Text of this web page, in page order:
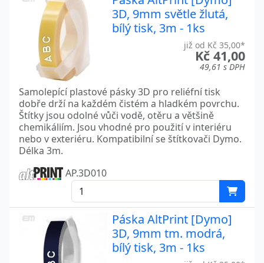
3D, 9mm světle žlutá,
bílý tisk, 3m - 1ks
již od Kč 35,00*
Kč 41,00
49,61 s DPH
Samolepící plastové pásky 3D pro reliéfní tisk
dobře drží na každém čistém a hladkém povrchu.
Štítky jsou odolné vůči vodě, otěru a většině
chemikáliím. Jsou vhodné pro použití v interiéru
nebo v exteriéru. Kompatibilní se štítkovači Dymo.
Délka 3m.
AP.3D010
Páska AltPrint [Dymo]
3D, 9mm tm. modrá,
bílý tisk, 3m - 1ks